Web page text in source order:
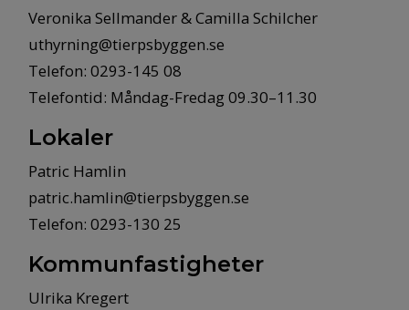
Veronika Sellmander & Camilla Schilcher
uthyrning@tierpsbyggen.se
Telefon: 0293-145 08
Telefontid: Måndag-Fredag 09.30–11.30
Lokaler
Patric Hamlin
patric.hamlin@tierpsbyggen.se
Telefon: 0293-130 25
Kommunfastigheter
Ulrika Kregert